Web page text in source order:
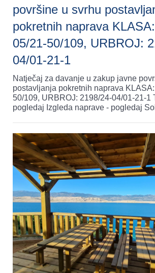
površine u svrhu postavljanja
pokretnih naprava
05/21-50/109, URBROJ: 2198/24-
04/01-21-1
Natječaj za davanje u zakup javne
postavljanja pokretnih naprava
50/109, URBROJ: 2198/24-04/01-21-1 Tekst natječaja -
pogledaj Izgleda naprave - pogledaj